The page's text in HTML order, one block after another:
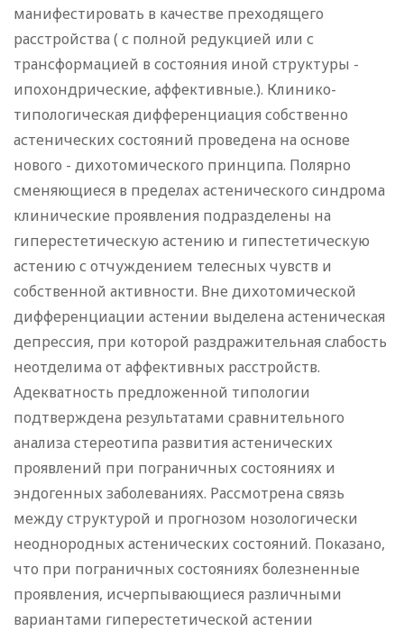
манифестировать в качестве преходящего
расстройства ( с полной редукцией или с
трансформацией в состояния иной структуры -
ипохондрические, аффективные.). Клинико-
типологическая дифференциация собственно
астенических состояний проведена на основе
нового - дихотомического принципа. Полярно
сменяющиеся в пределах астенического синдрома
клинические проявления подразделены на
гиперестетическую астению и гипестетическую
астению с отчуждением телесных чувств и
собственной активности. Вне дихотомической
дифференциации астении выделена астеническая
депрессия, при которой раздражительная слабость
неотделима от аффективных расстройств.
Адекватность предложенной типологии
подтверждена результатами сравнительного
анализа стереотипа развития астенических
проявлений при пограничных состояниях и
эндогенных заболеваниях. Рассмотрена связь
между структурой и прогнозом нозологически
неоднородных астенических состояний. Показано,
что при пограничных состояниях болезненные
проявления, исчерпывающиеся различными
вариантами гиперестетической астении